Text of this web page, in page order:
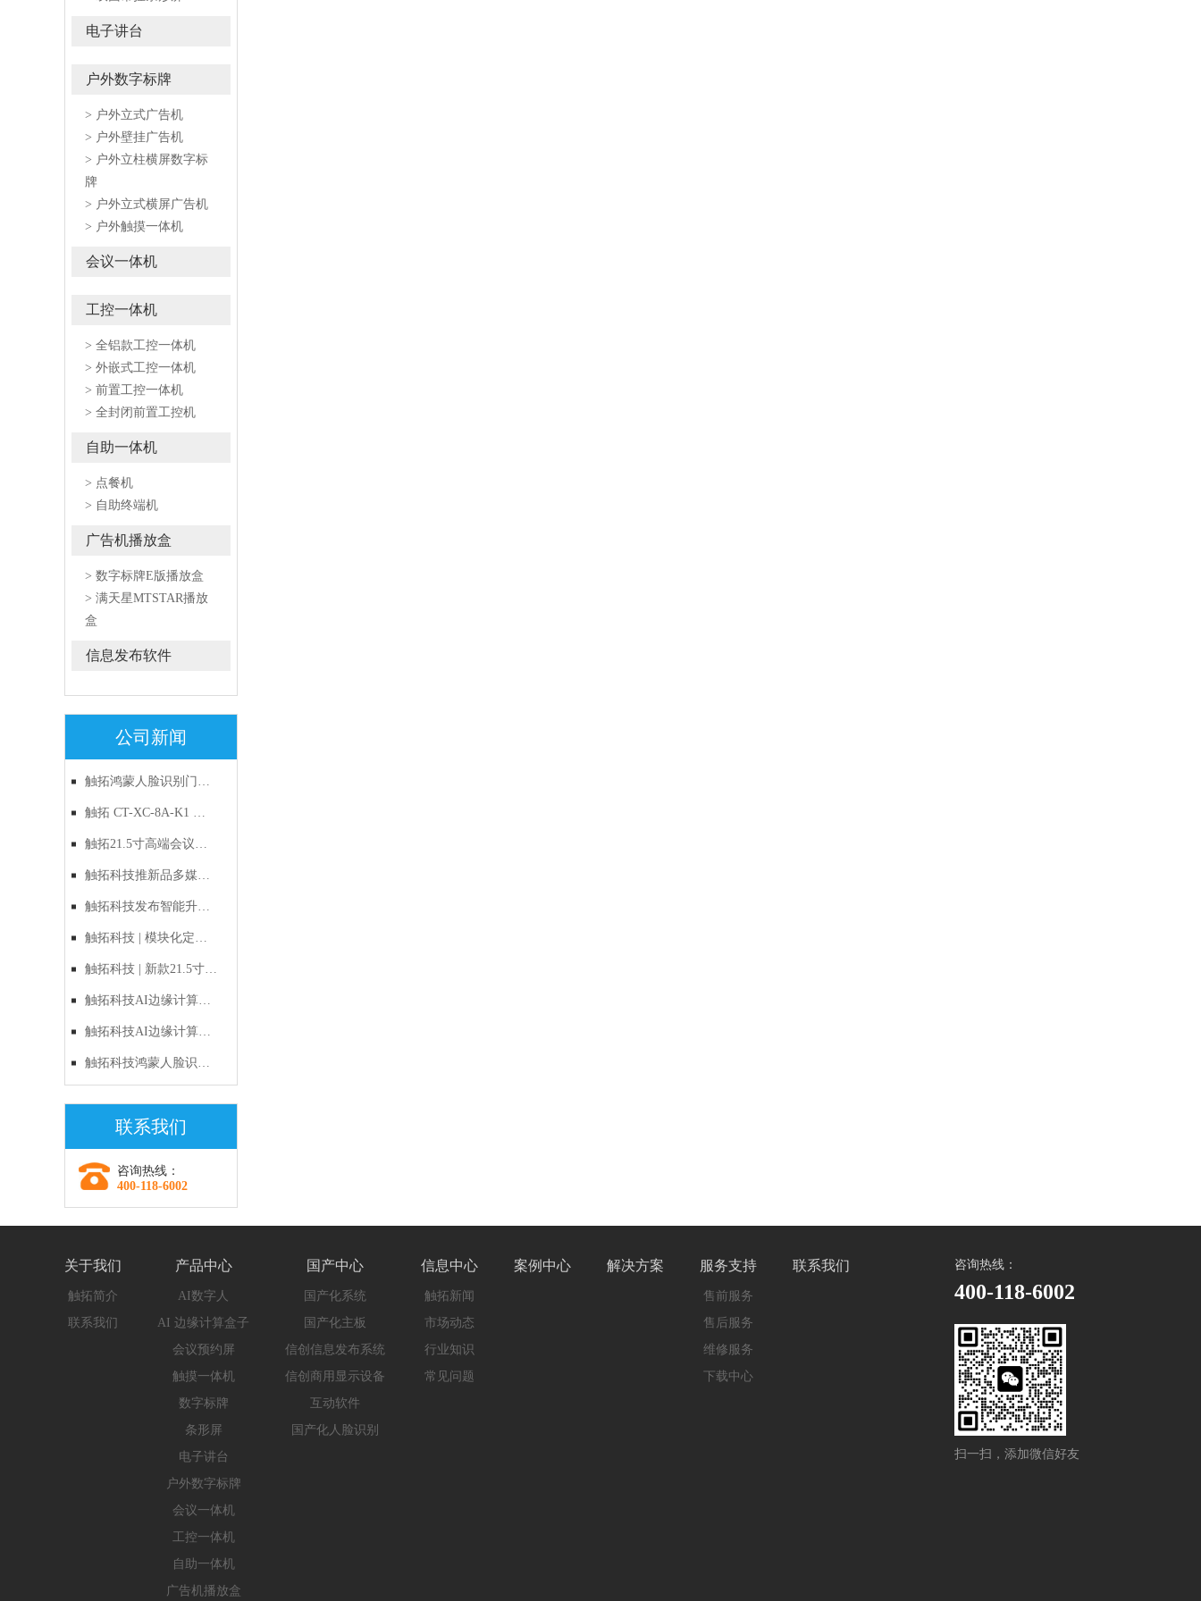
电子讲台
户外数字标牌
> 户外立式广告机
> 户外壁挂广告机
> 户外立柱横屏数字标
牌
> 户外立式横屏广告机
> 户外触摸一体机
会议一体机
工控一体机
> 全铝款工控一体机
> 外嵌式工控一体机
> 前置工控一体机
> 全封闭前置工控机
自助一体机
> 点餐机
> 自助终端机
广告机播放盒
> 数字标牌E版播放盒
> 满天星MTSTAR播放
盒
信息发布软件
公司新闻
触拓鸿蒙人脸识别门
禁：以自主RISC-V与鸿
蒙原生生态，定义国产
化出入口管理新标准
触拓 CT-XC-8A-K1 鸿
蒙人脸识别一体机｜新
品上市
触拓21.5寸高端会议预
约屏CT-215H1产品技术
与应用方案
触拓科技推新品多媒体
电子讲台，多屏联动与
智能升降双管齐下
触拓科技发布智能升降
电子讲台，多媒体多屏
交互重新定义会议
触拓科技 | 模块化定制
时代的破局者：新款
21.5寸多功能会议预约
屏全面解析
触拓科技 | 新款21.5寸智
能会议预约屏重磅上
市：以硬件之美，重塑
企业智慧办公新生态
触拓科技AI边缘计算
盒：让机器"长眼睛"，
让监控"会思考"
触拓科技AI边缘计算
盒：边缘AI时代的选
触拓科技鸿蒙人脸识别
漫”遇见“数字安全”
联系我们
咨询热线：
400-118-6002
关于我们
触拓简介
联系我们
产品中心
AI数字人
AI 边缘计算盒子
会议预约屏
触摸一体机
数字标牌
条形屏
电子讲台
户外数字标牌
会议一体机
工控一体机
自助一体机
广告机播放盒
国产中心
国产化系统
国产化主板
信创信息发布系统
信创商用显示设备
互动软件
国产化人脸识别
信息中心
触拓新闻
市场动态
行业知识
常见问题
案例中心 解决方案 服务支持
售前服务
售后服务
维修服务
下载中心
联系我们 咨询热线：
400-118-6002
扫一扫，添加微信好友